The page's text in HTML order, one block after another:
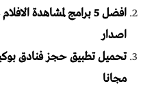
اصدار
مجانا